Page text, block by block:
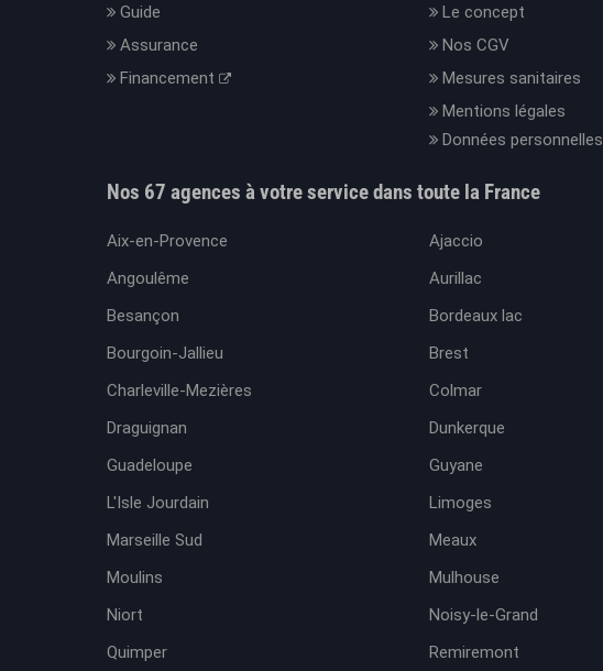
Guide
Assurance
Financement
Le concept
Nos CGV
Mesures sanitaires
Mentions légales
Données personnelles
Nos 67 agences à votre service dans toute la France
Aix-en-Provence Ajaccio
Angoulême
Aurillac
Besançon
Bordeaux lac
Bourgoin-Jallieu
Brest
Charleville-Mezières
Colmar
Draguignan
Dunkerque
Guadeloupe
Guyane
L'Isle Jourdain
Limoges
Marseille Sud
Meaux
Moulins
Mulhouse
Niort
Noisy-le-Grand
Quimper
Remiremont